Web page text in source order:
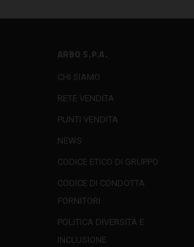
ARBO S.P.A.
CHI SIAMO
RETE VENDITA
PUNTI VENDITA
NEWS
CODICE ETICO DI GRUPPO
CODICE DI CONDOTTA
FORNITORI
POLITICA DIVERSITÀ E
INCLUSIONE